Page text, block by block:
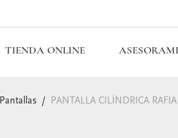
TIENDA ONLINE
Pantallas / PANTALLA CILÍNDRICA